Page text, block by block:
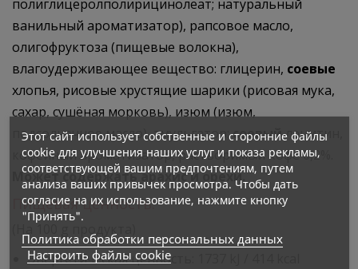
полиглицеролполирицинолеат; натуральный
ванильный ароматизатор), рапсовое масло,
олигофруктоза (пищевые волокна),
влагоудерживающее вещество: глицерин, соевые
хлопья, рисовые хрустящие шарики (рисовая мука,
сахар, сушёная морковь), изюм (изюм,
подсолнечное масло), эмульгатор:соевыйлецитин,
кофейный ароматизатор, растворимый кофе 0,2%.
Может содержать арахис и орехи.
Пищевая ценность:
Энергетическая ценность: 1737 kJ / 414 kcal
Этот сайт использует собственные и сторонние файлы
cookie для улучшения наших услуг и показа рекламы,
соответствующей вашим предпочтениям, путем
анализа ваших привычек просмотра. Чтобы дать
согласие на их использование, нажмите кнопку
"Принять".
Политика обработки персональных данных
Настроить файлы cookie